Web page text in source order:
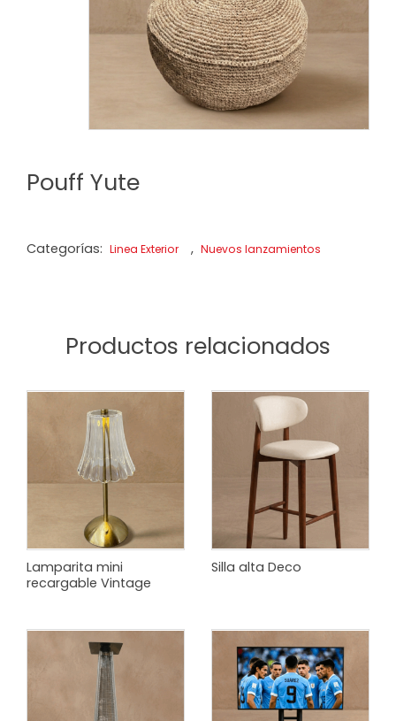
Pouff Yute
Categorías: Linea Exterior , Nuevos lanzamientos
Productos relacionados
Lamparita mini
recargable Vintage
Silla alta Deco